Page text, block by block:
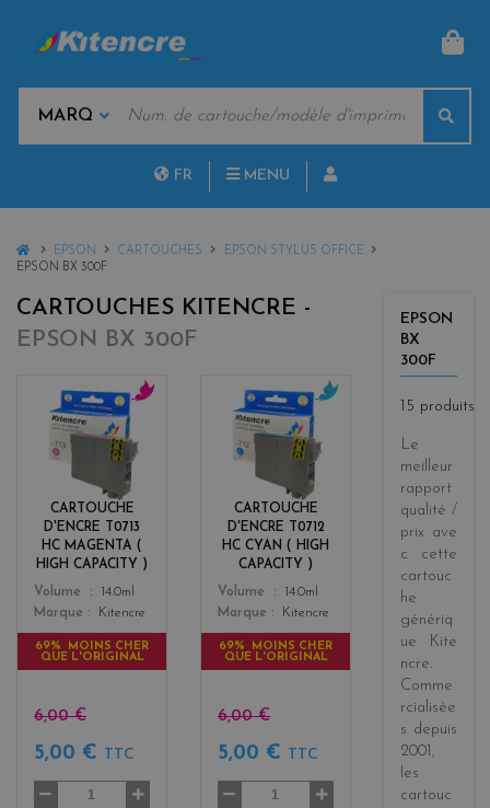
MARQUES
CLÉS
FR MENU
HOMEEPSON CARTOUCHES
EPSON STYLUS OFFICE
EPSON BX 300F
CARTOUCHES KITENCRE -
EPSON BX 300F
CARTOUCHE
D'ENCRE T0713
HC MAGENTA (
HIGH CAPACITY )
Color
a
g
e
n
t
a
Volume
14.0ml
Marque
Kitencre
69% MOINS CHER
QUE L'ORIGINAL
6,00 €
5,00 € TTC
CARTOUCHE
D'ENCRE T0712
HC CYAN ( HIGH
CAPACITY )
Color
c
y
a
n
Volume
14.0ml
Marque
Kitencre
69% MOINS CHER
QUE L'ORIGINAL
6,00 €
5,00 € TTC
EPSON
BX
300F
15 produits
Le
meilleur
rapport
qualité /
prix ave
c cette
cartouc
he
génériq
ue
Kite
ncre.
Comme
rcialisée
s depuis
2001 ,
les
cartouc